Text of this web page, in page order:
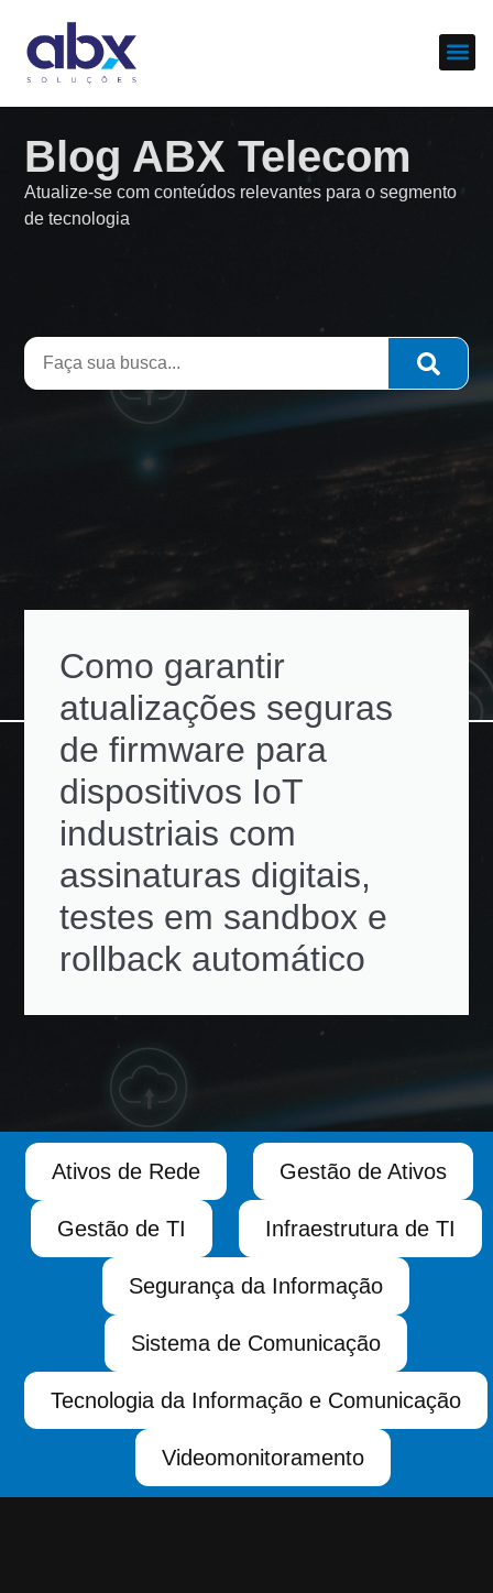
Blog ABX Telecom
Atualize-se com conteúdos relevantes para o segmento
de tecnologia
Como garantir
atualizações seguras
de firmware para
dispositivos IoT
industriais com
assinaturas digitais,
testes em sandbox e
rollback automático
Ativos de Rede Gestão de Ativos
Gestão de TI Infraestrutura de TI
Segurança da Informação
Sistema de Comunicação
Tecnologia da Informação e Comunicação
Videomonitoramento